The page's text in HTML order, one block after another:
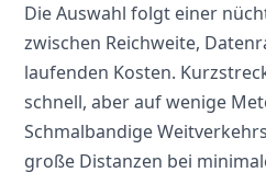
Die Auswahl folgt einer
zwischen Reichweite,
laufenden Kosten.
schnell, aber auf wenige
Schmalbandige
große Distanzen bei